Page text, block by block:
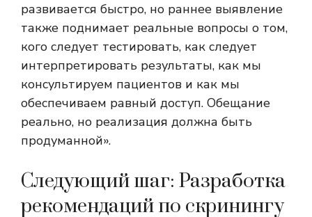
развивается быстро, но раннее выявление
также поднимает реальные вопросы о том,
кого следует тестировать, как следует
интерпретировать результаты, как мы
консультируем пациентов и как мы
обеспечиваем равный доступ. Обещание
реально, но реализация должна быть
продуманной».
Следующий шаг: Разработка
рекомендаций по скринингу